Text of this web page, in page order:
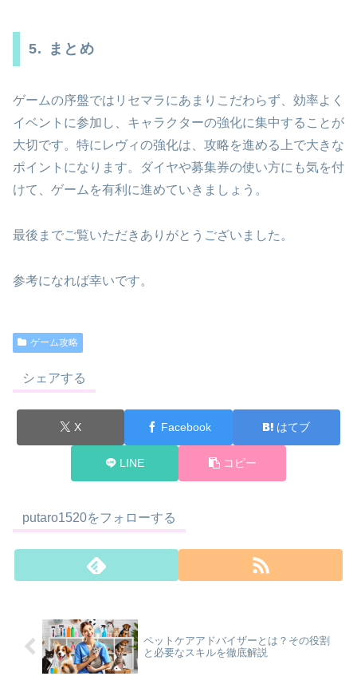
5. まとめ
ゲームの序盤ではリセマラにあまりこだわらず、効率よく
イベントに参加し、キャラクターの強化に集中することが
大切です。特にレヴィの強化は、攻略を進める上で大きな
ポイントになります。ダイヤや募集券の使い方にも気を付
けて、ゲームを有利に進めていきましょう。
最後までご覧いただきありがとうございました。
参考になれば幸いです。
ゲーム攻略
シェアする
X Facebook はてブ
LINE コピー
putaro1520をフォローする
ペットケアアドバイザーとは？その役割
と必要なスキルを徹底解説